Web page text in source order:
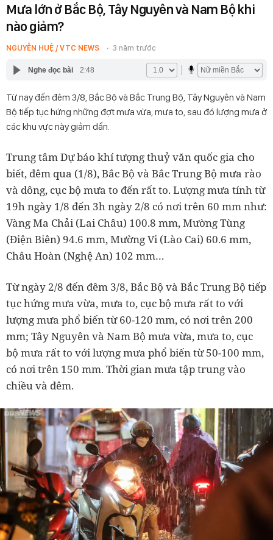
Mưa lớn ở Bắc Bộ, Tây Nguyên và Nam Bộ khi
nào giảm?
NGUYỄN HUỆ / VTC NEWS 3 năm trước
Nghe đọc bài 2:48
Từ nay đến đêm 3/8, Bắc Bộ và Bắc Trung Bộ, Tây Nguyên và Nam
Bộ tiếp tục hứng những đợt mưa vừa, mưa to, sau đó lượng mưa ở
các khu vực này giảm dần.
Trung tâm Dự báo khí tượng thuỷ văn quốc gia cho
biết, đêm qua (1/8), Bắc Bộ và Bắc Trung Bộ mưa rào
và dông, cục bộ mưa to đến rất to. Lượng mưa tính từ
19h ngày 1/8 đến 3h ngày 2/8 có nơi trên 60 mm như:
Vàng Ma Chải (Lai Châu) 100.8 mm, Mường Tùng
(Điện Biên) 94.6 mm, Mường Vi (Lào Cai) 60.6 mm,
Châu Hoàn (Nghệ An) 102 mm…
Từ ngày 2/8 đến đêm 3/8, Bắc Bộ và Bắc Trung Bộ tiếp
tục hứng mưa vừa, mưa to, cục bộ mưa rất to với
lượng mưa phổ biến từ 60-120 mm, có nơi trên 200
mm; Tây Nguyên và Nam Bộ mưa vừa, mưa to, cục
bộ mưa rất to với lượng mưa phổ biến từ 50-100 mm,
có nơi trên 150 mm. Thời gian mưa tập trung vào
chiều và đêm.